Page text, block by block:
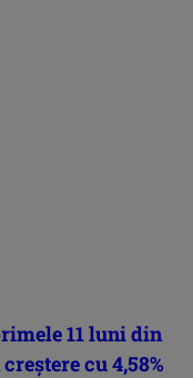
11 luni din
cu 4,58%